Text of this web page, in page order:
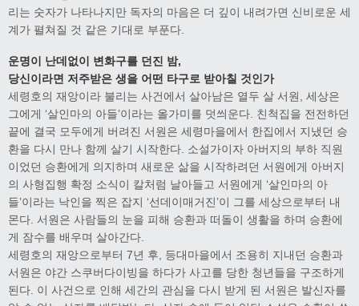
리는 숫자가 나타나지만 독자의 마음은 더 깊이 내려가면 신비로운 세
계가 펼쳐질 것 같은 기대로 부푼다.
운명이 난데없이 변화구를 던진 밤,
당신이라면 저주받은 생을 어떤 타구로 받아칠 것인가
세령호의 재앙이라 불리는 사건에서 살아남은 열두 살 서원, 세상은
그에게 ‘살인마의 아들’이라는 올가미를 덧씌운다. 친척집을 전전하던
끝에 결국 모두에게 버려진 서원은 세령마을에서 한집에서 지냈던 승
환을 다시 만나 함께 살기 시작한다. 소설가이자 아버지의 부하 직원
이었던 승환에게 의지하며 새로운 삶을 시작하려던 서원에게 아버지
의 사형집행 확정 소식이 칼처럼 날아들고 서원에게 ‘살인마의 아
들’이라는 낙인을 찍은 잡지 ‘선데이매거진’이 그를 세상으로부터 내
몬다. 서원은 사람들의 눈을 피해 승환과 떠돌이 생활을 하며 승환에
게 잠수를 배우며 살아간다.
세령호의 재앙으로부터 7년 후, 등대마을에서 조용히 지내던 승환과
서원은 야간 스쿠버다이빙을 하다가 사고를 당한 청년들을 구조하게
된다. 이 사건으로 인해 세간의 관심을 다시 받게 된 서원은 발신자를